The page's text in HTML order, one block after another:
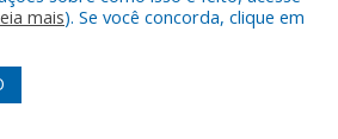
2022mais). Se você concorda, clique em